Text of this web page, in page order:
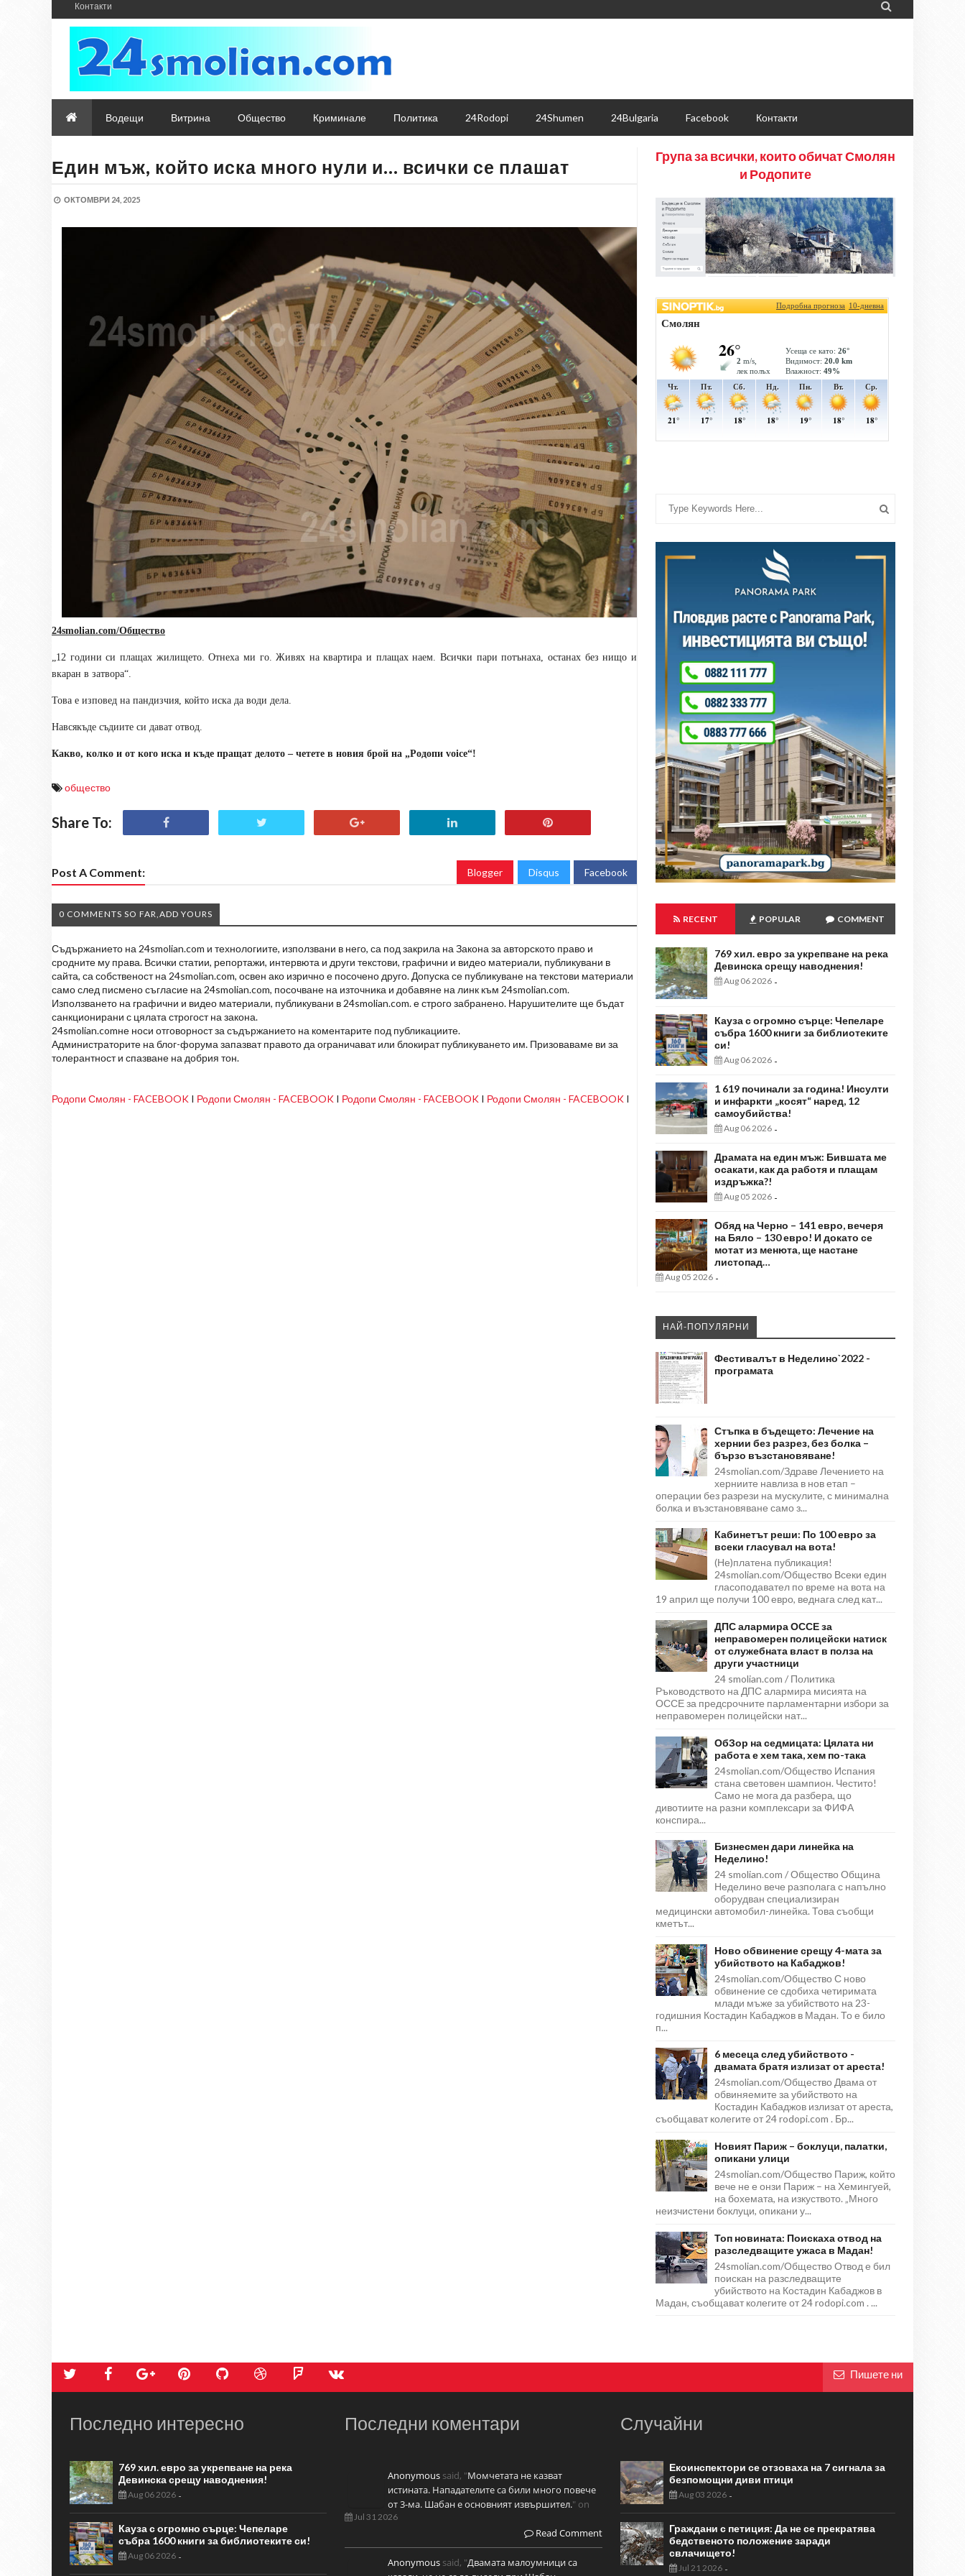
Контакти 
Водещи Витрина Общество Криминале Политика 24Rodopi 24Shumen 24Bulgaria Facebook Контакти
Един мъж, който иска много нули и… всички се плашат
ОКТОМВРИ 24, 2025
24smolian.com/Общество
„12 години си плащах жилището. Отнеха ми го. Живях на квартира и плащах наем. Всички пари потънаха, останах без нищо и
вкаран в затвора“.
Това е изповед на пандизчия, който иска да води дела.
Навсякъде съдиите си дават отвод.
Какво, колко и от кого иска и къде пращат делото – четете в новия брой на „Родопи voice“!
общество
Share To:
Post A Comment: Blogger Disqus Facebook
0 COMMENTS SO FAR,ADD YOURS
Съдържанието на 24smolian.com и технологиите, използвани в него, са под закрила на Закона за авторското право и
сродните му права. Всички статии, репортажи, интервюта и други текстови, графични и видео материали, публикувани в
сайта, са собственост на 24smolian.com, освен ако изрично е посочено друго. Допуска се публикуване на текстови материали
само след писмено съгласие на 24smolian.com, посочване на източника и добавяне на линк към 24smolian.com.
Използването на графични и видео материали, публикувани в 24smolian.com. е строго забранено. Нарушителите ще бъдат
санкционирани с цялата строгост на закона.
24smolian.comне носи отговорност за съдържанието на коментарите под публикациите.
Администраторите на блог-форума запазват правото да ограничават или блокират публикуването им. Призоваваме ви за
толерантност и спазване на добрия тон.
Родопи Смолян - FACEBOOK I Родопи Смолян - FACEBOOK I Родопи Смолян - FACEBOOK I Родопи Смолян - FACEBOOK I
Група за всички, които обичат Смолян
и Родопите
RECENT POPULAR COMMENT
769 хил. евро за укрепване на река
Девинска срещу наводнения!
Aug 06 2026 -
Кауза с огромно сърце: Чепеларе
събра 1600 книги за библиотеките
си!
Aug 06 2026 -
1 619 починали за година! Инсулти
и инфаркти „косят“ наред, 12
самоубийства!
Aug 06 2026 -
Драмата на един мъж: Бившата ме
осакати, как да работя и плащам
издръжка?!
Aug 05 2026 -
Обяд на Черно – 141 евро, вечеря
на Бяло – 130 евро! И докато се
мотат из менюта, ще настане
листопад…
Aug 05 2026 -
НАЙ-ПОПУЛЯРНИ
Фестивалът в Неделино`2022 -
програмата
Стъпка в бъдещето: Лечение на
хернии без разрез, без болка –
бързо възстановяване!
24smolian.com/Здраве Лечението на
херниите навлиза в нов етап –
операции без разрези на мускулите, с минимална
болка и възстановяване само з...
Кабинетът реши: По 100 евро за
всеки гласувал на вота!
(Не)платена публикация!
24smolian.com/Общество Всеки един
гласоподавател по време на вота на
19 април ще получи 100 евро, веднага след кат...
ДПС алармира ОССЕ за
неправомерен полицейски натиск
от служебната власт в полза на
други участници
24 smolian.com / Политика
Ръководството на ДПС алармира мисията на
ОССЕ за предсрочните парламентарни избори за
неправомерен полицейски нат...
ОбЗор на седмицата: Цялата ни
работа е хем така, хем по-така
24smolian.com/Общество Испания
стана световен шампион. Честито!
Само не мога да разбера, що
дивотиите на разни комплексари за ФИФА
конспира...
Бизнесмен дари линейка на
Неделино!
24 smolian.com / Общество Община
Неделино вече разполага с напълно
оборудван специализиран
медицински автомобил-линейка. Това съобщи
кметът...
Ново обвинение срещу 4-мата за
убийството на Кабаджов!
24smolian.com/Общество С ново
обвинение се сдобиха четиримата
млади мъже за убийството на 23-
годишния Костадин Кабаджов в Мадан. То е било
п...
6 месеца след убийството -
двамата братя излизат от ареста!
24smolian.com/Общество Двама от
обвиняемите за убийството на
Костадин Кабаджов излизат от ареста,
съобщават колегите от 24 rodopi.com . Бр...
Новият Париж – боклуци, палатки,
опикани улици
24smolian.com/Общество Париж, който
вече не е онзи Париж – на Хемингуей,
на бохемата, на изкуството. „Много
неизчистени боклуци, опикани у...
Топ новината: Поискаха отвод на
разследващите ужаса в Мадан!
24smolian.com/Общество Отвод е бил
поискан на разследващите
убийството на Костадин Кабаджов в
Мадан, съобщават колегите от 24 rodopi.com . ...
Пишете ни
Последно интересно
769 хил. евро за укрепване на река
Девинска срещу наводнения!
Aug 06 2026 -
Кауза с огромно сърце: Чепеларе
събра 1600 книги за библиотеките си!
Aug 06 2026 -
Последни коментари
Anonymous said, "Момчетата не казват
истината. Нападателите са били много повече
от 3-ма. Шабан е основният извършител." on
Jul 31 2026
Read Comment
Anonymous said, "Двамата малоумници са
Случайни
Екоинспектори се отзоваха на 7 сигнала за
безпомощни диви птици
Aug 03 2026-
Граждани с петиция: Да не се прекратява
бедственото положение заради
свлачището!
Jul 21 2026-